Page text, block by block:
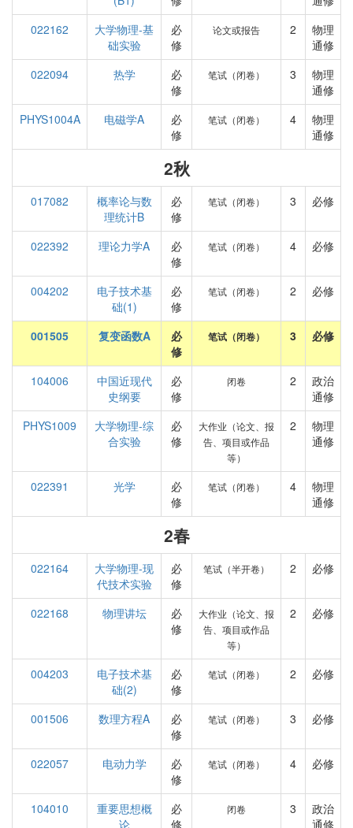
022162
大学物理-基
础实验
必
修
论文或报告 2
物理
通修
022094
热学
必
修
笔试（闭卷） 3
物理
通修
PHYS1004A
电磁学A
必
修
笔试（闭卷） 4
物理
通修
2秋
017082
概率论与数
理统计B
必
修
笔试（闭卷） 3 必修
022392 理论力学A
必
修
笔试（闭卷） 4 必修
004202
电子技术基
础(1)
必
修
笔试（闭卷） 2 必修
001505 复变函数A
必
修
笔试（闭卷） 3 必修
104006
中国近现代
史纲要
必
修
闭卷 2
政治
通修
PHYS1009
大学物理-综
合实验
必
修
大作业（论文、报
告、项目或作品
等）
2
物理
通修
022391 光学
必
修
笔试（闭卷） 4
物理
通修
2春
022164
大学物理-现
代技术实验
必
修
笔试（半开卷） 2 必修
022168 物理讲坛
必
修
大作业（论文、报
告、项目或作品
等）
2 必修
004203
电子技术基
础(2)
必
修
笔试（闭卷） 2 必修
001506 数理方程A
必
修
笔试（闭卷） 3 必修
022057 电动力学
必
修
笔试（闭卷） 4 必修
104010
重要思想概
论
必
修
闭卷 3
政治
通修